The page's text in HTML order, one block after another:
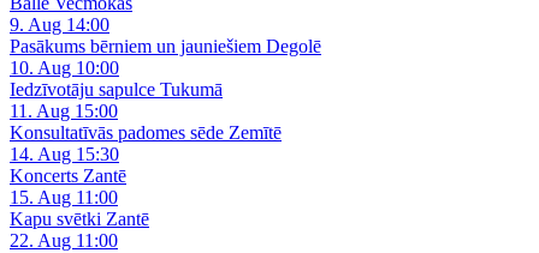
9. Aug 14:00
Pasākums bērniem un jauniešiem Degolē
10. Aug 10:00
Iedzīvotāju sapulce Tukumā
11. Aug 15:00
Konsultatīvās padomes sēde Zemītē
14. Aug 15:30
Koncerts Zantē
15. Aug 11:00
Kapu svētki Zantē
22. Aug 11:00